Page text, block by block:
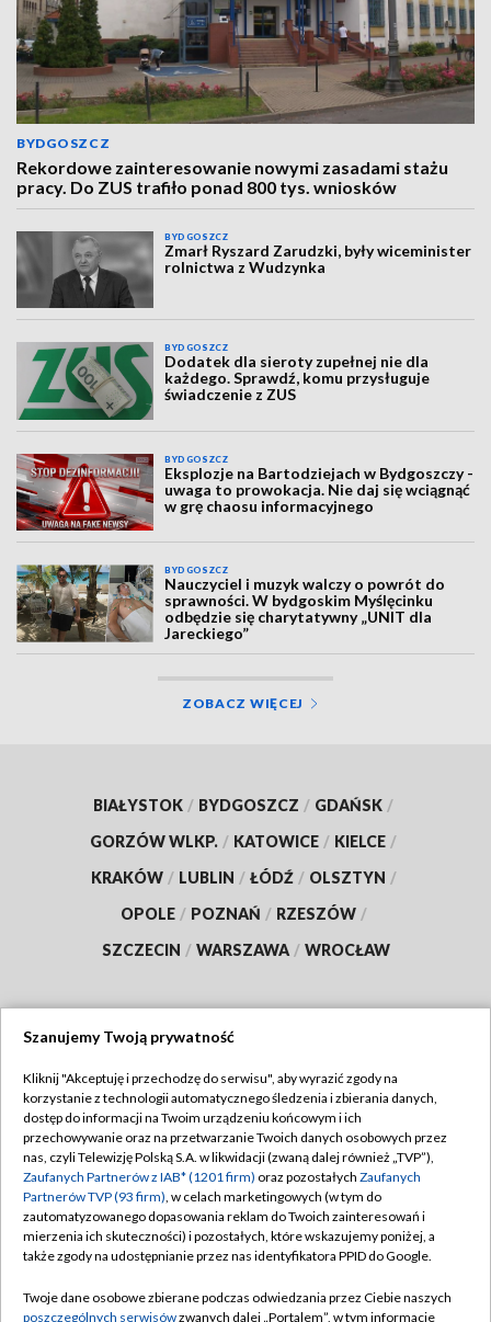
BYDGOSZCZ
Rekordowe zainteresowanie nowymi zasadami stażu
pracy. Do ZUS trafiło ponad 800 tys. wniosków
BYDGOSZCZ
Zmarł Ryszard Zarudzki, były wiceminister
rolnictwa z Wudzynka
BYDGOSZCZ
Dodatek dla sieroty zupełnej nie dla
każdego. Sprawdź, komu przysługuje
świadczenie z ZUS
BYDGOSZCZ
Eksplozje na Bartodziejach w Bydgoszczy -
uwaga to prowokacja. Nie daj się wciągnąć
w grę chaosu informacyjnego
BYDGOSZCZ
Nauczyciel i muzyk walczy o powrót do
sprawności. W bydgoskim Myślęcinku
odbędzie się charytatywny „UNIT dla
Jareckiego”
ZOBACZ WIĘCEJ
BIAŁYSTOK / BYDGOSZCZ / GDAŃSK /
GORZÓW WLKP. / KATOWICE / KIELCE /
KRAKÓW / LUBLIN / ŁÓDŹ / OLSZTYN /
OPOLE / POZNAŃ / RZESZÓW /
SZCZECIN / WARSZAWA / WROCŁAW
TVP
Abonament TVP
Emisja w TVP
Centrum informacji TVP
Naziemna Telewizja Cyfrowa
Rada Programowa
Regulamin TVP
Polityka prywatności
Moje zgody
Pomoc
Szanujemy Twoją prywatność
Kliknij "Akceptuję i przechodzę do serwisu", aby wyrazić zgody na
korzystanie z technologii automatycznego śledzenia i zbierania danych,
dostęp do informacji na Twoim urządzeniu końcowym i ich
przechowywanie oraz na przetwarzanie Twoich danych osobowych przez
nas, czyli Telewizję Polską S.A. w likwidacji (zwaną dalej również „TVP”),
Zaufanych Partnerów z IAB* (1201 firm) oraz pozostałych Zaufanych
Partnerów TVP (93 firm), w celach marketingowych (w tym do
zautomatyzowanego dopasowania reklam do Twoich zainteresowań i
mierzenia ich skuteczności) i pozostałych, które wskazujemy poniżej, a
także zgody na udostępnianie przez nas identyfikatora PPID do Google.
Twoje dane osobowe zbierane podczas odwiedzania przez Ciebie naszych
poszczególnych serwisówzwanych dalej „Portalem”, w tym informacje